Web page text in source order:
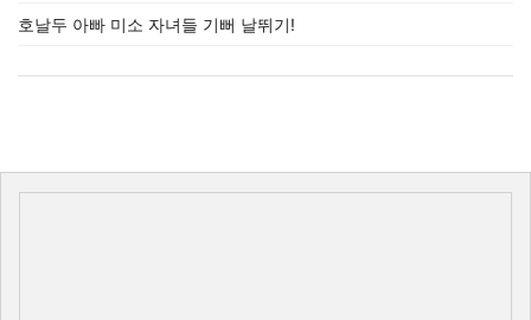
호날두 아빠 미소 자녀들 기뻐 날뛰기!